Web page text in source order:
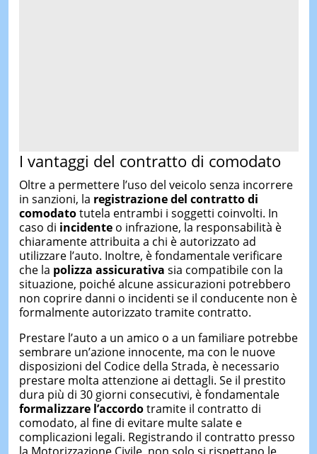
I vantaggi del contratto di comodato
Oltre a permettere l’uso del veicolo senza incorrere
in sanzioni, la registrazione del contratto di
comodatotutela entrambi i soggetti coinvolti. In
caso di incidenteo infrazione, la responsabilità è
chiaramente attribuita a chi è autorizzato ad
utilizzare l’auto. Inoltre, è fondamentale verificare
che la polizza assicurativa sia compatibile con la
situazione, poiché alcune assicurazioni potrebbero
non coprire danni o incidenti se il conducente non è
formalmente autorizzato tramite contratto.
Prestare l’auto a un amico o a un familiare potrebbe
sembrare un’azione innocente, ma con le nuove
disposizioni del Codice della Strada, è necessario
prestare molta attenzione ai dettagli. Se il prestito
dura più di 30 giorni consecutivi, è fondamentale
formalizzare l’accordotramite il contratto di
comodato, al fine di evitare multe salate e
complicazioni legali. Registrando il contratto presso